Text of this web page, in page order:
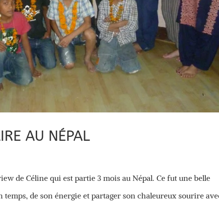
AU NÉPAL
de Céline qui est partie 3 mois au Népal. Ce fut une belle
de son énergie et partager son chaleureux sourire